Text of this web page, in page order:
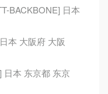
BACKBONE] 日本
本 大阪府 大阪
日本 东京都 东京